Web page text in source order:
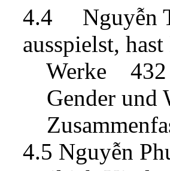
4.4 Nguyễn
ausspielst,
Werke 432
Gender und
4.5 Nguyễn